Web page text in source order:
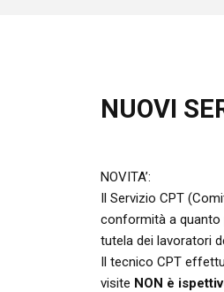
NUOVI
NOVITA’:
Il Servizio CPT
conformità a quanto
tutela dei lavoratori
Il tecnico CPT
visite NON è